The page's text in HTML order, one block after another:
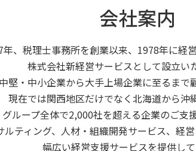
会社案内
年、税理士事務所を創業以来、1978年に経
株式会社新経営サービスとして設立い
中堅・中小企業から大手上場企業に至るまで
現在では関西地区だけでなく北海道から沖
グループ全体で2,000社を超える企業のご支
ルティング、人材・組織開発サービス、経
幅広い経営支援サービスを提供して